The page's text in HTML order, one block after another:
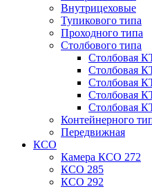
Внутрицеховые
Тупикового типа
Проходного типа
Столбового типа
Столбовая
Столбовая
Столбовая
Столбовая
Столбовая
Контейнерного
Передвижная
КСО
Камера КСО 272
КСО 285
КСО 292